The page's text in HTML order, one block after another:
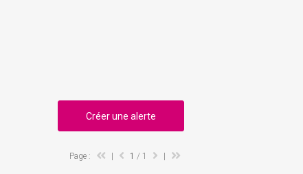
Créer une alerte
Page : 1 / 1